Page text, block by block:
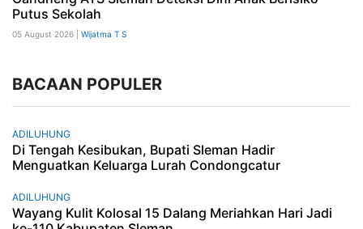
Putus Sekolah
05 August 2026 | Wijatma T S
BACAAN POPULER
ADILUHUNG
Di Tengah Kesibukan, Bupati Sleman Hadir
Menguatkan Keluarga Lurah Condongcatur
ADILUHUNG
Wayang Kulit Kolosal 15 Dalang Meriahkan Hari Jadi